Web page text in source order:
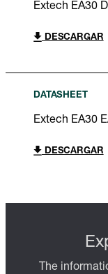
Extech EA30
DESCARGAR
DATASHEET
Extech EA30
DESCARGAR
The